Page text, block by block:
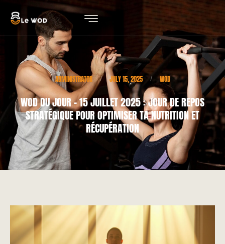
ADMINISTRATOR / JULY 15, 2025 / WOD
WOD DU JOUR – 15 JUILLET 2025 : JOUR DE REPOS
STRATÉGIQUE POUR OPTIMISER TA NUTRITION ET
RÉCUPÉRATION